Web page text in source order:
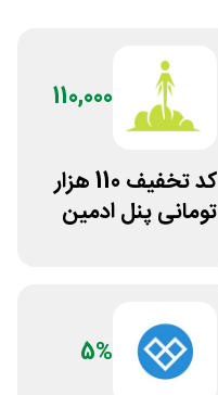
110,000
کد تخفیف 110 هزار
تومانی پنل ادمین
5%